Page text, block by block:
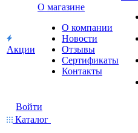
Акции
О магазине
О компании
Новости
Отзывы
Сертификаты
Контакты
Войти
Каталог